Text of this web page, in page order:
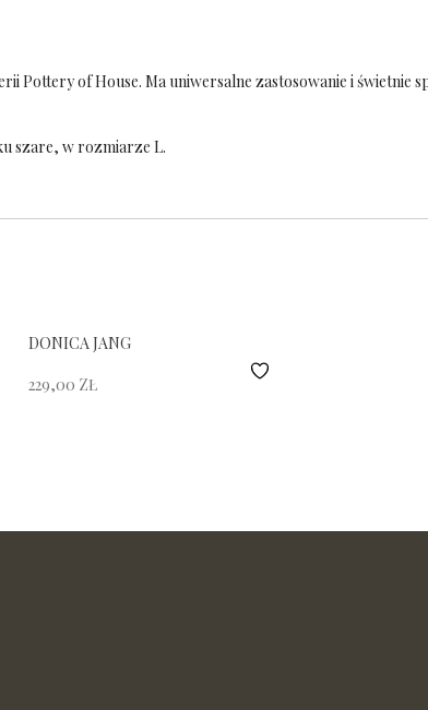
Pottery of House. Ma uniwersalne zastosowanie i świetnie
szare, w rozmiarze L.
DONICA JANG
229,00 ZŁ